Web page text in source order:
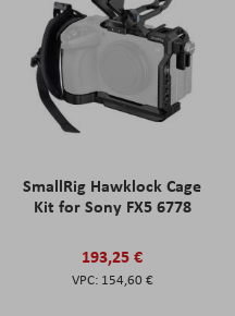
SmallRig Hawklock Cage
Kit for Sony FX5 6778
193,25 €
154,60 €